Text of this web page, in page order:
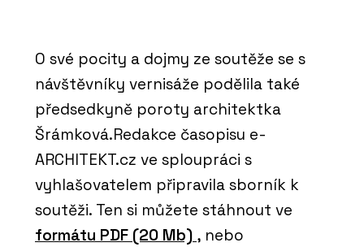
O své pocity a dojmy ze soutěže se s
návštěvníky vernisáže podělila také
předsedkyně poroty architektka
Šrámková.Redakce časopisu e-
ARCHITEKT.cz ve sploupráci s
vyhlašovatelem připravila sborník k
soutěži. Ten si můžete stáhnout ve
formátu PDF (20 Mb) , nebo